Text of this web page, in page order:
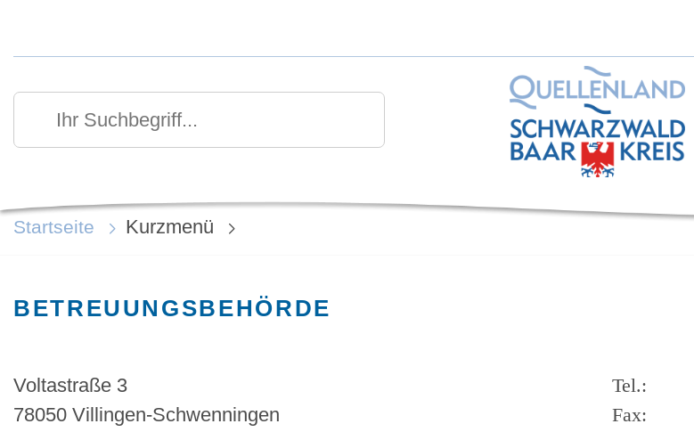
Ihr Suchbegriff
Suchen
Startseite Kurzmenü
BETREUUNGSBEHÖRDE
Voltastraße 3
78050 Villingen-Schwenningen